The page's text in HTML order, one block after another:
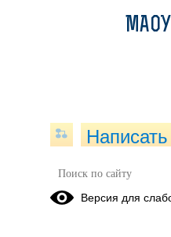
ОбластнойВерсия для